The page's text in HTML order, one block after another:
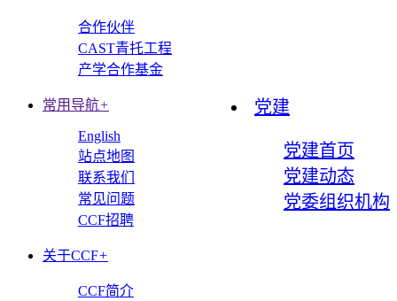
合作伙伴
CAST青托工程
产学合作基金
党建
党建首页
党建动态
党委组织机构
常用导航+
English
站点地图
联系我们
常见问题
CCF招聘
关于CCF+
CCF简介